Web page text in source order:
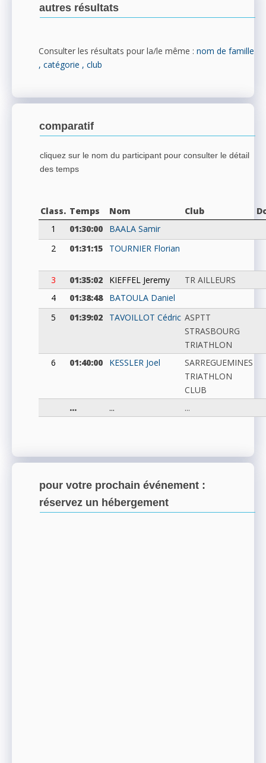
autres résultats
Consulter les résultats pour la/le même : nom de famille
, catégorie , club
comparatif
cliquez sur le nom du participant pour consulter le détail
des temps
Class. Temps Nom Club
1
01:30:00 BAALA Samir
2
01:31:15 TOURNIER Florian
3 01:35:02 KIEFFEL Jeremy
TR AILLEURS
4
01:38:48 BATOULA Daniel
5
01:39:02 TAVOILLOT Cédric ASPTT
STRASBOURG
TRIATHLON
6
01:40:00 KESSLER Joel
SARREGUEMINES
TRIATHLON
CLUB
...
... ...
pour votre prochain événement :
réservez un hébergement